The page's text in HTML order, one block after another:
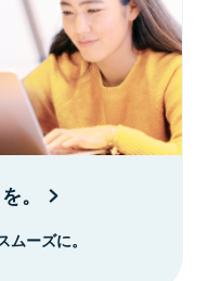
。
ーズに。